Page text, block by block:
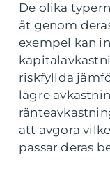
De olika
åt genom
exempel kan
riskfyllda
lägre
att avgöra
passar deras